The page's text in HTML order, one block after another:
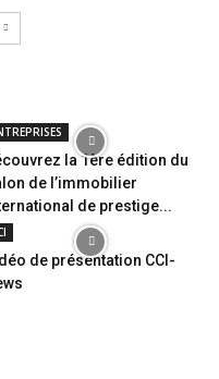
la 1ère édition du
de l’immobilier
de prestige...
de présentation CCI-